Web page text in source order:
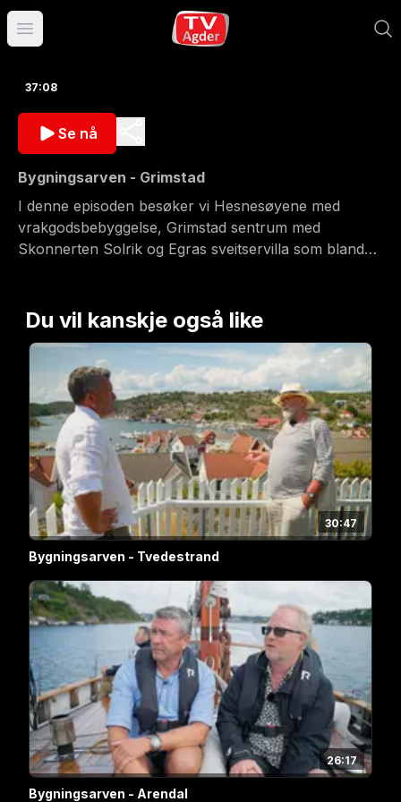
Åpne hovedmeny
37:08
Se nå
Bygningsarven - Grimstad
I denne episoden besøker vi Hesnesøyene med
vrakgodsbebyggelse, Grimstad sentrum med
Skonnerten Solrik og Egras sveitservilla som blander
Du vil kanskje også like
30:47
Bygningsarven - Tvedestrand
26:17
Bygningsarven - Arendal